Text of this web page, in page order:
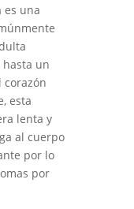
es una
un
corazón
esta
lenta y
al cuerpo
por lo
por